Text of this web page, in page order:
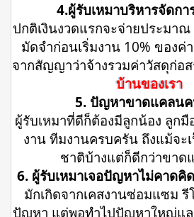
4.ผู้รับเหมาบริหารจัดกา
ปกติเงินงวดแรกจะจ่ายประมา
มัดจำก่อนเริ่มงาน 10% ของค่
จากสัญญาว่าจ้างรวมค่าวัสดุก่อส
บ้านของเรา
5. ปัญหาขาดแคลน
ผู้รับเหมาที่ดีก็ต้องมีลูกน้อง ลูกมื
งาน ทีมงานครบครัน ถึงแม้จะ
ชาติบ้างแต่ก็ดีกว่าขา
6. ผู้รับเหมาเจอปัญหาไม่คาดคิ
มักเกิดจากเคสงานซ่อมแซม รี
ปัญหา แต่พอทำไปปัญหาใหญ่แล